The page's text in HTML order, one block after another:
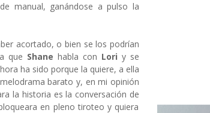
manual, ganándose a pulso la
acortado, o bien se los podrían
que Shane habla con Lori y se
ha sido porque la quiere, a ella
barato y, en mi opinión
la historia es la conversación de
en pleno tiroteo y quiera